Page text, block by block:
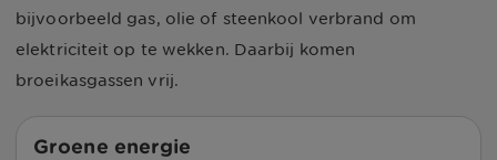
bijvoorbeeld gas, olie of steenkool verbrand om
elektriciteit op te wekken. Daarbij komen
broeikasgassen vrij.
Groene energie